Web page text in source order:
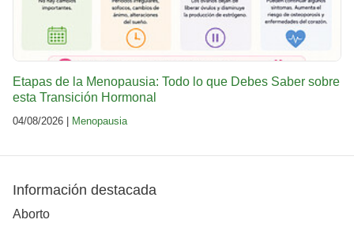
Etapas de la Menopausia: Todo lo que Debes Saber sobre
esta Transición Hormonal
04/08/2026 | Menopausia
Información destacada
Aborto